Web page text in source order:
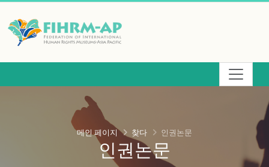
요
츠
인권논문
메인 페이지 찾다 인권논문